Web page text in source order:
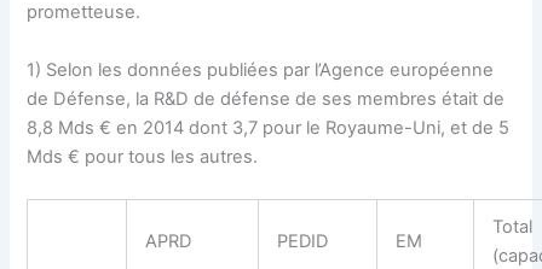
prometteuse.
1) Selon les données publiées par l’Agence européenne
de Défense, la R&D de défense de ses membres était de
8,8 Mds € en 2014 dont 3,7 pour le Royaume-Uni, et de 5
Mds € pour tous les autres.
APRD PEDID EM
Total